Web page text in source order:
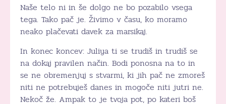
Naše telo ni in še dolgo ne bo pozabilo vsega
tega. Tako pač je. Živimo v času, ko moramo
neako plačevati davek za marsikaj.
In konec koncev: Juliya ti se trudiš in trudiš se
na dokaj pravilen način. Bodi ponosna na to in
se ne obremenjuj s stvarmi, ki jih pač ne zmoreš
niti ne potrebuješ danes in mogoče niti jutri ne.
Nekoč že. Ampak to je tvoja pot, po kateri boš